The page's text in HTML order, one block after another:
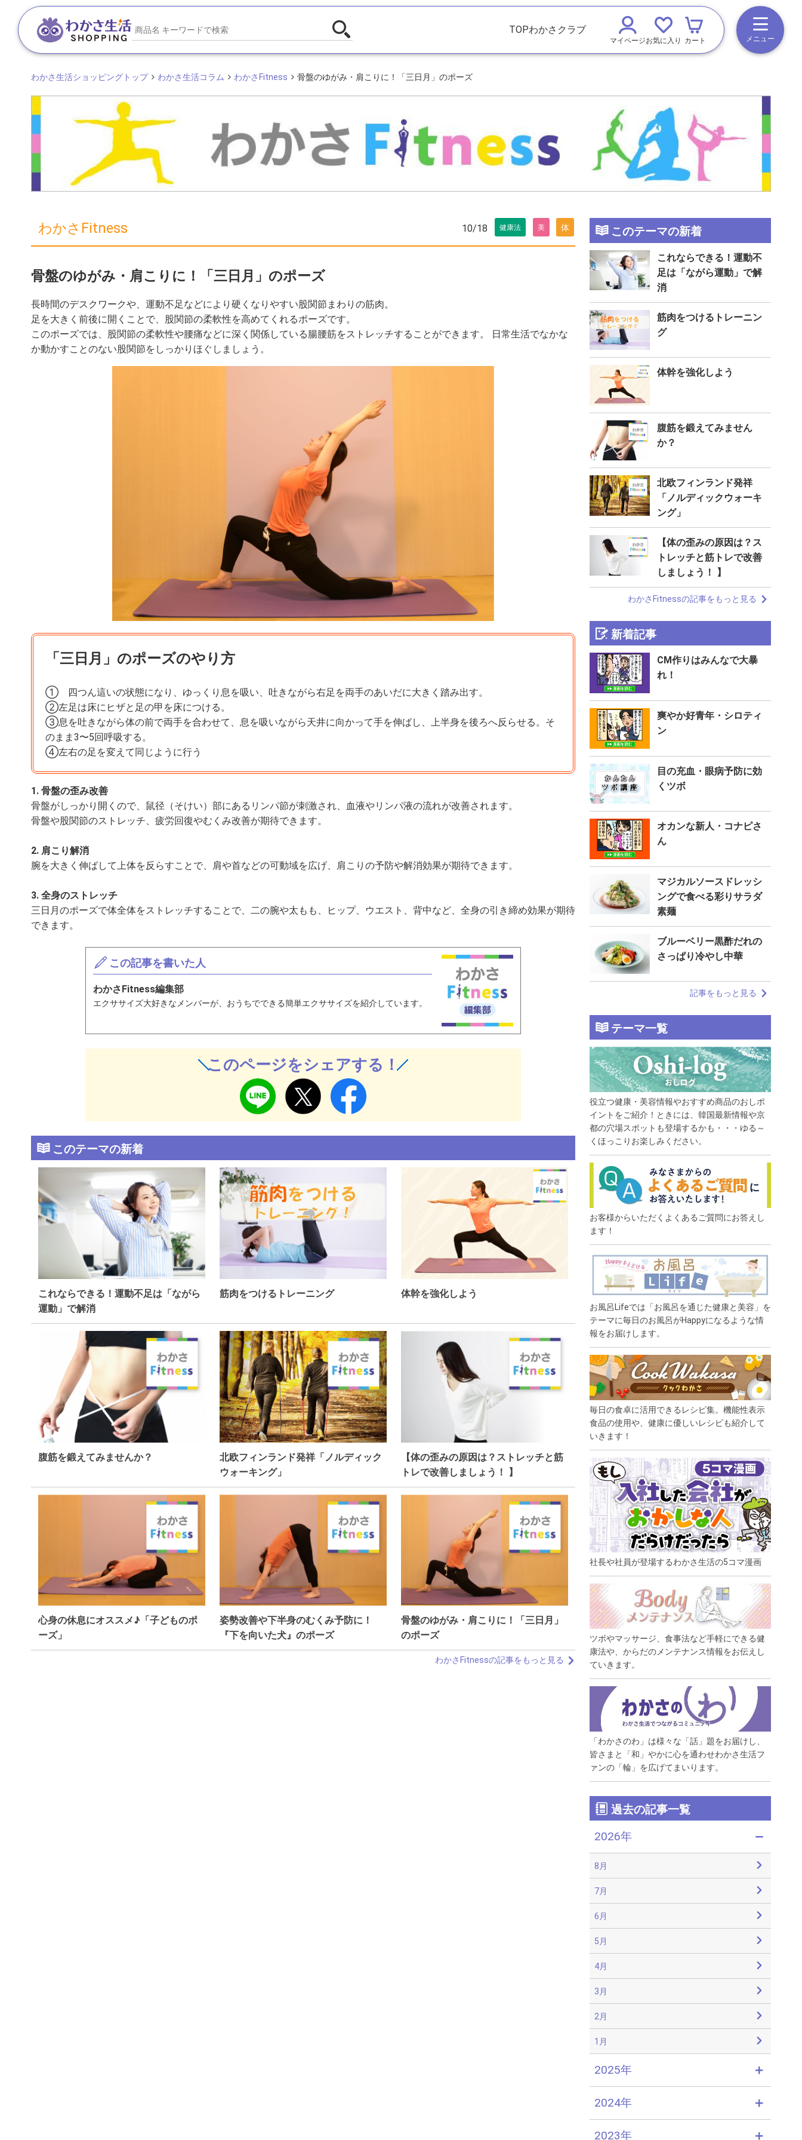
TOPわかさクラブ
マイページお気に入り カート メニュー
わかさ生活ショッピングトップ わかさ生活コラム わかさFitness 骨盤のゆがみ・肩こりに！「三日月」のポーズ
わかさFitness 10/18 健康法 美 体
骨盤のゆがみ・肩こりに！「三日月」のポーズ
長時間のデスクワークや、運動不足などにより硬くなりやすい股関節まわりの筋肉。
足を大きく前後に開くことで、股関節の柔軟性を高めてくれるポーズです。
このポーズでは、股関節の柔軟性や腰痛などに深く関係している腸腰筋をストレッチすることができます。 日常生活でなかな
か動かすことのない股関節をしっかりほぐしましょう。
「三日月」のポーズのやり方
① 四つん這いの状態になり、ゆっくり息を吸い、吐きながら右足を両手のあいだに大きく踏み出す。
②左足は床にヒザと足の甲を床につける。
③息を吐きながら体の前で両手を合わせて、息を吸いながら天井に向かって手を伸ばし、上半身を後ろへ反らせる。そ
のまま3〜5回呼吸する。
④左右の足を変えて同じように行う
1. 骨盤の歪み改善
骨盤がしっかり開くので、鼠径（そけい）部にあるリンパ節が刺激され、血液やリンパ液の流れが改善されます。
骨盤や股関節のストレッチ、疲労回復やむくみ改善が期待できます。
2. 肩こり解消
腕を大きく伸ばして上体を反らすことで、肩や首などの可動域を広げ、肩こりの予防や解消効果が期待できます。
3. 全身のストレッチ
三日月のポーズで体全体をストレッチすることで、二の腕や太もも、ヒップ、ウエスト、背中など、全身の引き締め効果が期待
できます。
この記事を書いた人
わかさFitness編集部
エクササイズ大好きなメンバーが、おうちでできる簡単エクササイズを紹介しています。
このページをシェアする！
このテーマの新着
これならできる！運動不足は「ながら
運動」で解消
筋肉をつけるトレーニング 体幹を強化しよう
腹筋を鍛えてみませんか？
北欧フィンランド発祥「ノルディック
ウォーキング」
【体の歪みの原因は？ストレッチと筋
トレで改善しましょう！ 】
心身の休息にオススメ♪「子どものポ
ーズ」
姿勢改善や下半身のむくみ予防に！
『下を向いた犬』のポーズ
骨盤のゆがみ・肩こりに！「三日月」
のポーズ
わかさFitnessの記事をもっと見る
このテーマの新着
これならできる！運動不
足は「ながら運動」で解
消
筋肉をつけるトレーニン
グ
体幹を強化しよう
腹筋を鍛えてみません
か？
北欧フィンランド発祥
「ノルディックウォーキ
ング」
【体の歪みの原因は？ス
トレッチと筋トレで改善
しましょう！ 】
わかさFitnessの記事をもっと見る
新着記事
CM作りはみんなで大暴
れ！
爽やか好青年・シロティ
ン
目の充血・眼病予防に効
くツボ
オカンな新人・コナピさ
ん
マジカルソースドレッシ
ングで食べる彩りサラダ
素麺
ブルーベリー黒酢だれの
さっぱり冷やし中華
記事をもっと見る
テーマ一覧
役立つ健康・美容情報やおすすめ商品のおしポ
イントをご紹介！ときには、韓国最新情報や京
都の穴場スポットも登場するかも・・・ゆる～
くほっこりお楽しみください。
お客様からいただくよくあるご質問にお答えし
ます！
お風呂Lifeでは「お風呂を通じた健康と美容」を
テーマに毎日のお風呂がHappyになるような情
報をお届けします。
毎日の食卓に活用できるレシピ集。機能性表示
食品の使用や、健康に優しいレシピも紹介して
いきます！
社長や社員が登場するわかさ生活の5コマ漫画
ツボやマッサージ、食事法など手軽にできる健
康法や、からだのメンテナンス情報をお伝えし
ていきます。
「わかさのわ」は様々な「話」題をお届けし、
皆さまと「和」やかに心を通わせわかさ生活フ
ァンの「輪」を広げてまいります。
過去の記事一覧
2026年
8月
7月
6月
5月
4月
3月
2月
1月
2025年
2024年
2023年